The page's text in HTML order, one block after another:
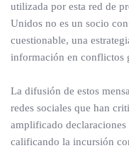
utilizada por esta red de
Unidos no es un socio
cuestionable, una
información en conflictos
La difusión de estos
redes sociales que han
amplificado
calificando la incursión